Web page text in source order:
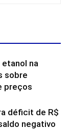
na
sobre
preços
déficit de R$
negativo